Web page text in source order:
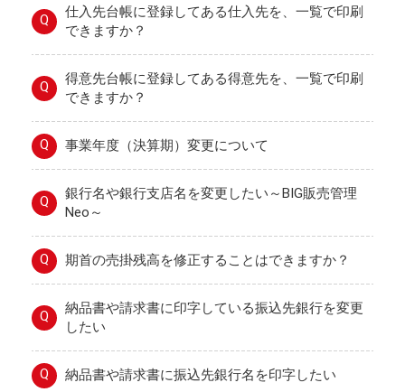
Q
仕入先台帳に登録してある仕入先を、一覧で印刷
できますか？
Q
得意先台帳に登録してある得意先を、一覧で印刷
できますか？
Q 事業年度（決算期）変更について
Q
銀行名や銀行支店名を変更したい～BIG販売管理
Neo～
Q 期首の売掛残高を修正することはできますか？
Q
納品書や請求書に印字している振込先銀行を変更
したい
Q 納品書や請求書に振込先銀行名を印字したい